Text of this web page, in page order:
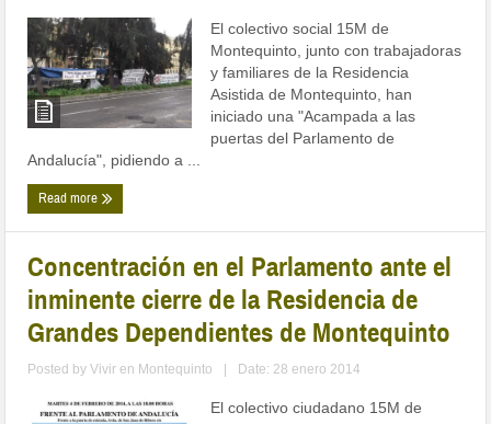
El colectivo social 15M de
Montequinto, junto con trabajadoras
y familiares de la Residencia
Asistida de Montequinto, han
iniciado una "Acampada a las
puertas del Parlamento de
Andalucía", pidiendo a ...
Read more
Concentración en el Parlamento ante el
inminente cierre de la Residencia de
Grandes Dependientes de Montequinto
Posted byVivir en Montequinto Date: 28 enero 2014
El colectivo ciudadano 15M de